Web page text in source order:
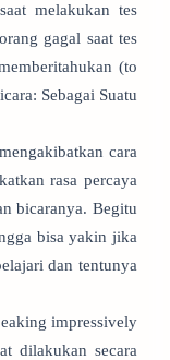
melakukan tes
gagal saat tes
(to
Sebagai Suatu
cara
rasa percaya
bicaranya. Begitu
bisa yakin jika
dan tentunya
impressively
dilakukan secara